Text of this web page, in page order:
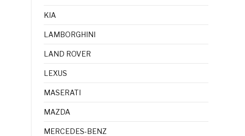
KIA
LAMBORGHINI
LAND ROVER
LEXUS
MASERATI
MAZDA
MERCEDES-BENZ